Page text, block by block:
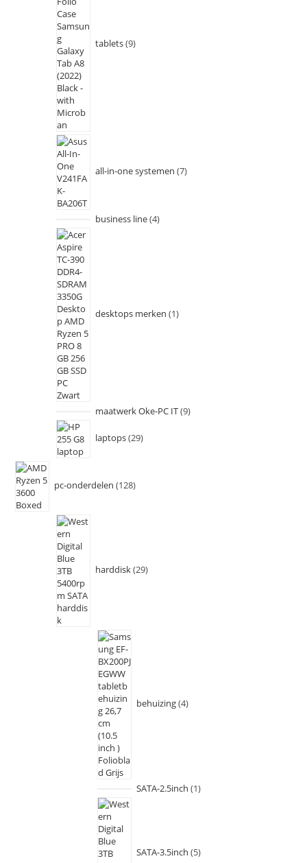
tablets 9
all-in-one systemen 7
business line 4
desktops merken 1
maatwerk Oke-PC IT 9
laptops 29
pc-onderdelen 128
harddisk 29
behuizing 4
SATA-2.5inch 1
SATA-3.5inch 5